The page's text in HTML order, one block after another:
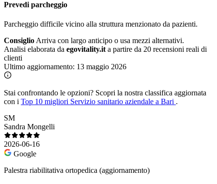
Prevedi parcheggio
Parcheggio difficile vicino alla struttura menzionato da pazienti.
Consiglio Arriva con largo anticipo o usa mezzi alternativi.
Analisi elaborata da egovitality.it a partire da 20 recensioni reali di
clienti
Ultimo aggiornamento: 13 maggio 2026
Stai confrontando le opzioni? Scopri la nostra classifica aggiornata
con i Top 10 migliori Servizio sanitario aziendale a Bari .
SM
Sandra Mongelli
2026-06-16
Google
Palestra riabilitativa ortopedica (aggiornamento)